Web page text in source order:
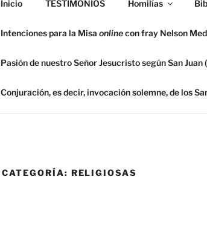
Inicio TESTIMONIOS Homilías
Intenciones para la Misa onlinecon fray Nelson
Pasión de nuestro Señor Jesucristo según San Juan
Conjuración, es decir, invocación solemne, de los
CATEGORÍA: RELIGIOSAS